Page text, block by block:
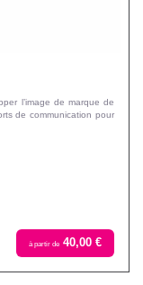
l’image de marque de
de communication pour
à partir de 40,00 €